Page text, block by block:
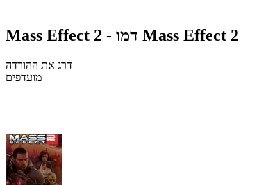
Mass Effect 2
דרג את ההורדה
מועדפים